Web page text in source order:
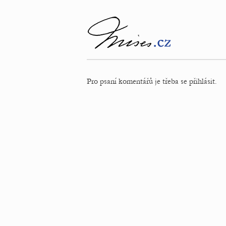
Pro psaní komentářů je třeba se přihlásit.